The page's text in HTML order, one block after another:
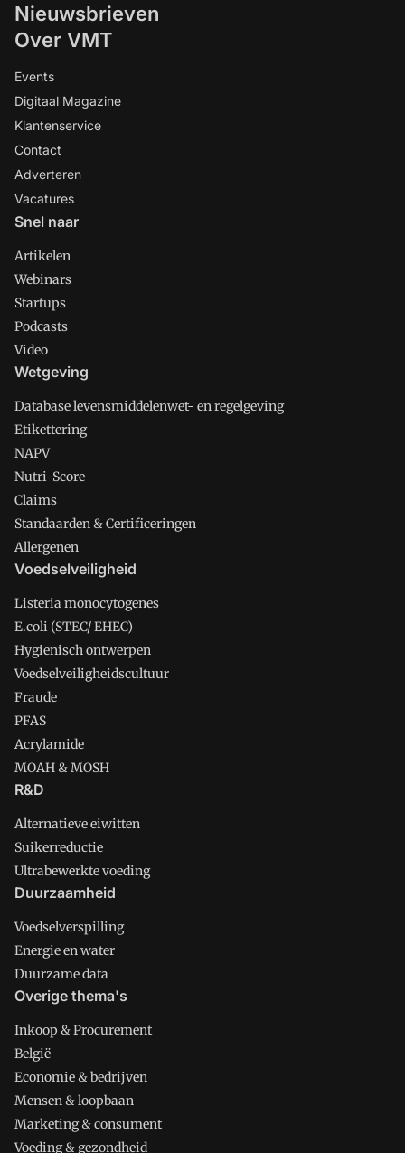
Nieuwsbrieven
Over VMT
Events
Digitaal Magazine
Klantenservice
Contact
Adverteren
Vacatures
Snel naar
Artikelen
Webinars
Startups
Podcasts
Video
Wetgeving
Database levensmiddelenwet- en regelgeving
Etikettering
NAPV
Nutri-Score
Claims
Standaarden & Certificeringen
Allergenen
Voedselveiligheid
Listeria monocytogenes
E.coli (STEC/ EHEC)
Hygienisch ontwerpen
Voedselveiligheidscultuur
Fraude
PFAS
Acrylamide
MOAH & MOSH
R&D
Alternatieve eiwitten
Suikerreductie
Ultrabewerkte voeding
Duurzaamheid
Voedselverspilling
Energie en water
Duurzame data
Overige thema's
Inkoop & Procurement
België
Economie & bedrijven
Mensen & loopbaan
Marketing & consument
Voeding & gezondheid